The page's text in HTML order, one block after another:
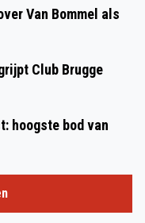
Van Bommel als
Club Brugge
hoogste bod van